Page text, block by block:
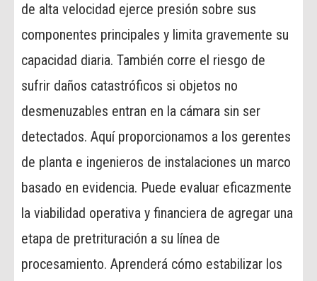
de alta velocidad ejerce presión sobre sus
componentes principales y limita gravemente su
capacidad diaria. También corre el riesgo de
sufrir daños catastróficos si objetos no
desmenuzables entran en la cámara sin ser
detectados. Aquí proporcionamos a los gerentes
de planta e ingenieros de instalaciones un marco
basado en evidencia. Puede evaluar eficazmente
la viabilidad operativa y financiera de agregar una
etapa de pretrituración a su línea de
procesamiento. Aprenderá cómo estabilizar los